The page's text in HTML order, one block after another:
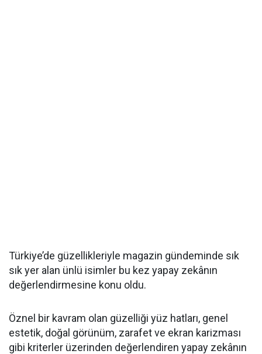
Türkiye’de güzellikleriyle magazin gündeminde sık
sık yer alan ünlü isimler bu kez yapay zekânın
değerlendirmesine konu oldu.
Öznel bir kavram olan güzelliği yüz hatları, genel
estetik, doğal görünüm, zarafet ve ekran karizması
gibi kriterler üzerinden değerlendiren yapay zekânın